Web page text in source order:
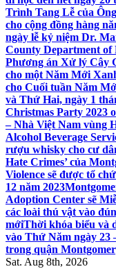
Trình Tang Lễ của
cho cộng đồng hàng
ngày lễ kỷ niệm Dr.
County Department of
Phương án Xử lý Cây
cho một Năm Mới
cho Cuối tuần Năm
và Thứ Hai, ngày 1
Christmas Party 2023
– Nhà Việt Nam vùng
Alcohol Beverage
rượu whisky cho cư
Hate Crimes’ của
Violence sẽ được tổ
12 năm 2023
Adoption Center sẽ
các loài thú vật vào
mớiThời khóa biểu và
vào Thứ Năm ngày 23
trong quận
Sat. Aug 8th, 2026